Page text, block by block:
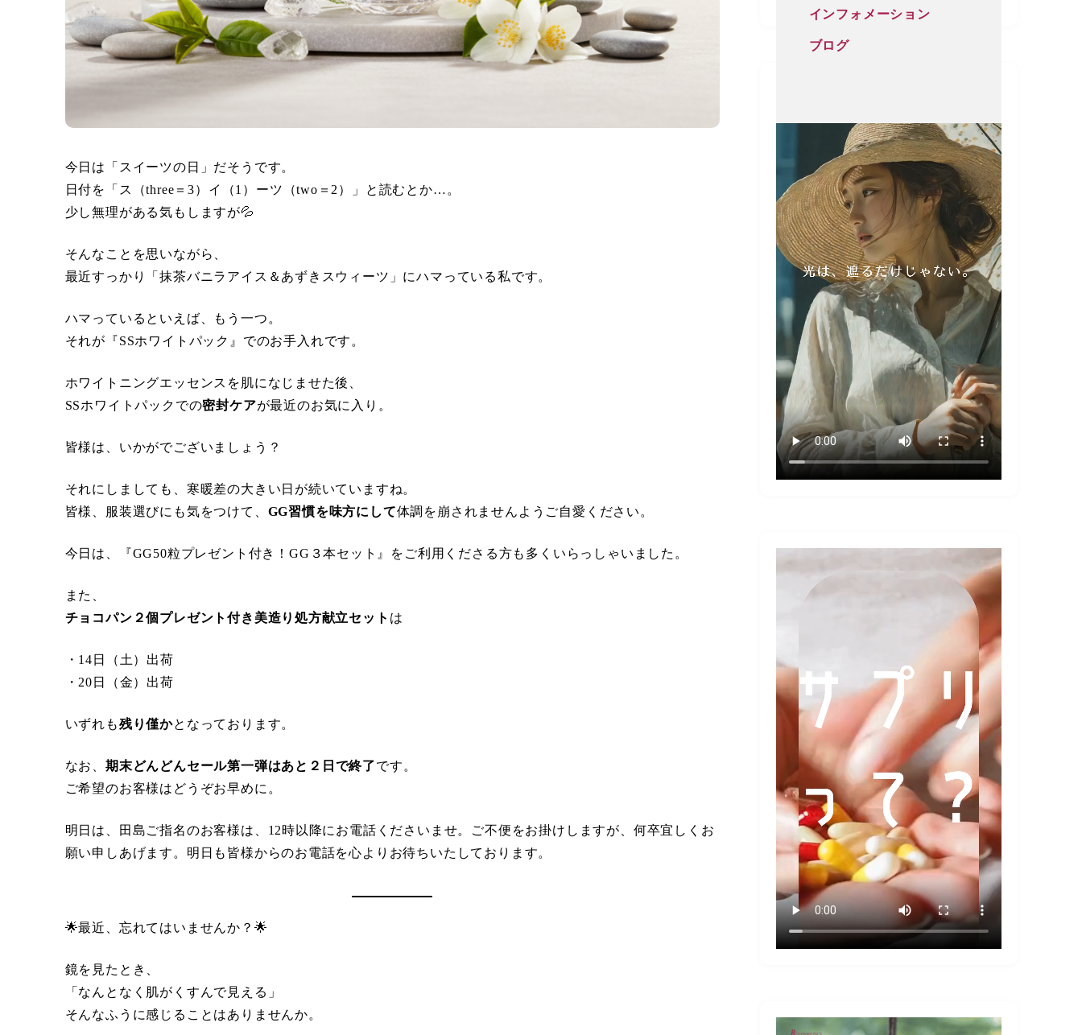
今日は「スイーツの日」だそうです。
日付を「ス（three＝3）イ（1）ーツ（two＝2）」と読むとか…。
少し無理がある気もしますが💦
そんなことを思いながら、
最近すっかり「抹茶バニラアイス＆あずきスウィーツ」にハマっている私です。
ハマっているといえば、もう一つ。
それが『SSホワイトパック』でのお手入れです。
ホワイトニングエッセンスを肌になじませた後、
SSホワイトパックでの密封ケアが最近のお気に入り。
皆様は、いかがでございましょう？
それにしましても、寒暖差の大きい日が続いていますね。
皆様、服装選びにも気をつけて、 GG習慣を味方にして体調を崩されませんようご自愛ください。
今日は、『GG50粒プレゼント付き！GG３本セット』をご利用くださる方も多くいらっしゃいました。
また、
チョコパン２個プレゼント付き美造り処方献立セット は
・14日（土）出荷
・20日（金）出荷
いずれも残り僅かとなっております。
なお、 期末どんどんセール第一弾はあと２日で終了です。
ご希望のお客様はどうぞお早めに。
明日は、田島ご指名のお客様は、12時以降にお電話くださいませ。ご不便をお掛けしますが、何卒宜しくお
願い申しあげます。明日も皆様からのお電話を心よりお待ちいたしております。
🌟最近、忘れてはいませんか？🌟
鏡を見たとき、
「なんとなく肌がくすんで見える」
そんなふうに感じることはありませんか。
インフォメーション
ブログ